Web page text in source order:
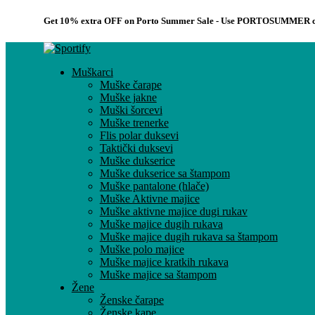
Get 10% extra OFF on Porto Summer Sale - Use PORTOSUMMER
Muškarci
Muške čarape
Muške jakne
Muški šorcevi
Muške trenerke
Flis polar duksevi
Taktički duksevi
Muške dukserice
Muške dukserice sa štampom
Muške pantalone (hlače)
Muške Aktivne majice
Muške aktivne majice dugi rukav
Muške majice dugih rukava
Muške majice dugih rukava sa štampom
Muške polo majice
Muške majice kratkih rukava
Muške majice sa štampom
Žene
Ženske čarape